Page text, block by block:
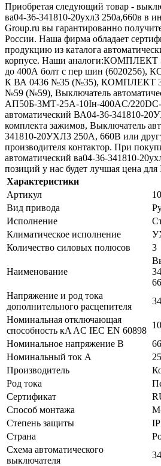
Приобретая следующий товар -
ва04-36-341810-20ухл3 250а,660в в
Group.ru вы гарантированно
России. Наша фирма обладает
продукцию из каталога
корпусе. Наши
до 400А болт с пер шин
К ВА 0436 №35 (№35), КОМПЛЕКТ
№59 (№59), Выключатель
АП50Б-3МТ-25А-10Iн-400AС/
автоматический ВА04-36-341810-
комплекта зажимов, Выключатель
341810-20УХЛ3 250А, 660В или
производителя контактор. При
автоматический ва04-36-341810-
позиций у нас будет лучшая цена для
Характеристики
Артикул
Вид привода
Исполнение
Климатическое исполнение
Количество силовых полюсов
3
Наименование
Напряжение и род тока
дополнительного расцепителя
Номинальная отключающая
способность кA AC IEC EN 60898
10
Номинальное напряжение В
Номинальный ток А
Производитель
Род тока
Сертификат
Способ монтажа
Степень защиты
Страна
Схема автоматического
выключателя